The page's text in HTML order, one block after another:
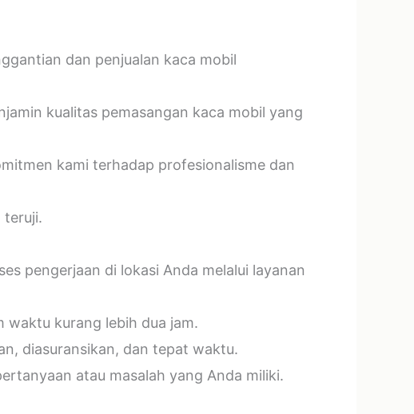
dan penjualan kaca mobil
kualitas pemasangan kaca mobil yang
kami terhadap profesionalisme dan
teruji.
pengerjaan di lokasi Anda melalui layanan
waktu kurang lebih dua jam.
diasuransikan, dan tepat waktu.
atau masalah yang Anda miliki.